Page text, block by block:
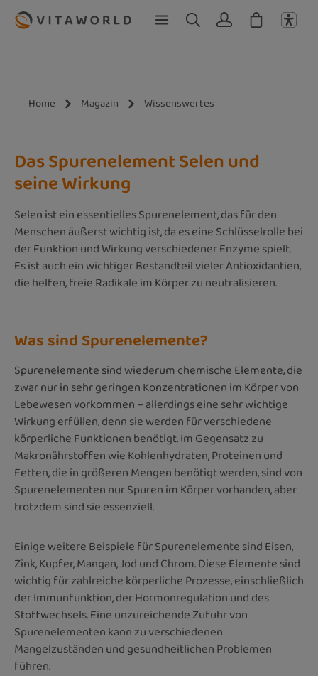
Zum Hauptinhalt springen
Home Magazin Wissenswertes
Das Spurenelement Selen und
seine Wirkung
Selen ist ein essentielles Spurenelement, das für den
Menschen äußerst wichtig ist, da es eine Schlüsselrolle bei
der Funktion und Wirkung verschiedener Enzyme spielt.
Es ist auch ein wichtiger Bestandteil vieler Antioxidantien,
die helfen, freie Radikale im Körper zu neutralisieren.
Was sind Spurenelemente?
Spurenelemente sind wiederum chemische Elemente, die
zwar nur in sehr geringen Konzentrationen im Körper von
Lebewesen vorkommen – allerdings eine sehr wichtige
Wirkung erfüllen, denn sie werden für verschiedene
körperliche Funktionen benötigt. Im Gegensatz zu
Makronährstoffen wie Kohlenhydraten, Proteinen und
Fetten, die in größeren Mengen benötigt werden, sind von
Spurenelementen nur Spuren im Körper vorhanden, aber
trotzdem sind sie essenziell.
Einige weitere Beispiele für Spurenelemente sind Eisen,
Zink, Kupfer, Mangan, Jod und Chrom. Diese Elemente sind
wichtig für zahlreiche körperliche Prozesse, einschließlich
der Immunfunktion, der Hormonregulation und des
Stoffwechsels. Eine unzureichende Zufuhr von
Spurenelementen kann zu verschiedenen
Mangelzuständen und gesundheitlichen Problemen
führen.